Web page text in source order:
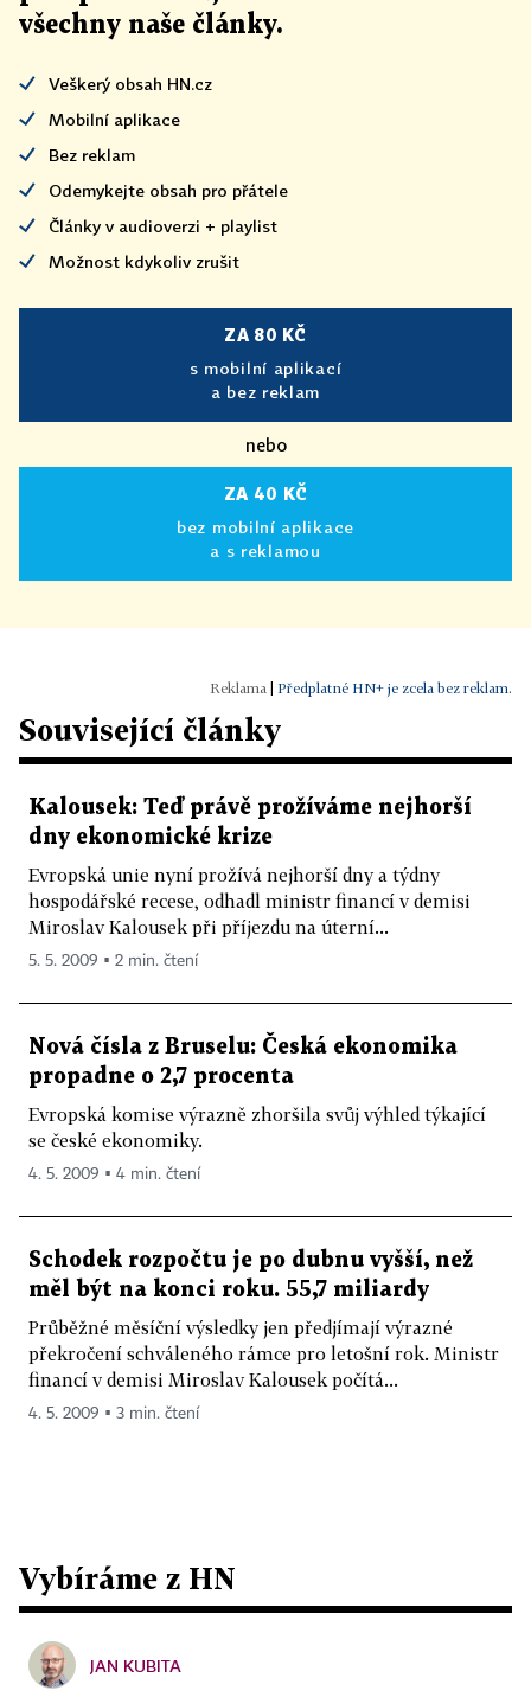
všechny naše články.
Veškerý obsah HN.cz
Mobilní aplikace
Bez reklam
Odemykejte obsah pro přátele
Články v audioverzi + playlist
Možnost kdykoliv zrušit
ZA 80 KČ
s mobilní aplikací
a bez reklam
nebo
ZA 40 KČ
bez mobilní aplikace
a s reklamou
Předplatné HN+ je zcela bez reklam.
Související články
Kalousek: Teď právě prožíváme nejhorší
dny ekonomické krize
Evropská unie nyní prožívá nejhorší dny a týdny
hospodářské recese, odhadl ministr financí v demisi
Miroslav Kalousek při příjezdu na úterní...
5. 5. 2009 ▪ 2 min. čtení
Nová čísla z Bruselu: Česká ekonomika
propadne o 2,7 procenta
Evropská komise výrazně zhoršila svůj výhled týkající
se české ekonomiky.
4. 5. 2009 ▪ 4 min. čtení
Schodek rozpočtu je po dubnu vyšší, než
měl být na konci roku. 55,7 miliardy
Průběžné měsíční výsledky jen předjímají výrazné
překročení schváleného rámce pro letošní rok. Ministr
financí v demisi Miroslav Kalousek počítá...
4. 5. 2009 ▪ 3 min. čtení
Vybíráme z HN
JAN KUBITA